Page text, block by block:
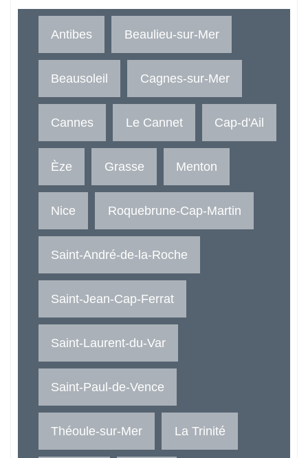
Antibes Beaulieu-sur-Mer
Beausoleil Cagnes-sur-Mer
Cannes Le Cannet Cap-d'Ail
Èze Grasse Menton
Nice Roquebrune-Cap-Martin
Saint-André-de-la-Roche
Saint-Jean-Cap-Ferrat
Saint-Laurent-du-Var
Saint-Paul-de-Vence
Théoule-sur-Mer La Trinité